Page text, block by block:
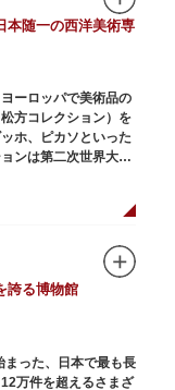
触れたり、歴史の薫
。1日では見てまわ
本随一の西洋美術専
ーロッパで美術品の
方コレクション）を
ホ、ピカソといった
ンは第二次世界大戦
設することを条件に
の顕著な貢献－」の
ています。前庭にも
を楽しめるのも魅力
美術トーク」や、解
など、初めての来館
誇る博物館
った、日本で最も長
万件を超えるさまざ